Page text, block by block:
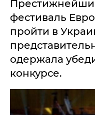
фестиваль
пройти в
одержала
конкурсе.